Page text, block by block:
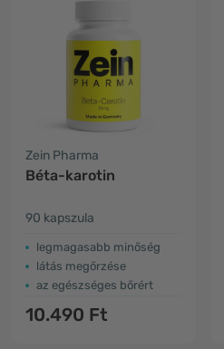
Zein Pharma
Béta-karotin
90 kapszula
legmagasabb minőség
látás megőrzése
az egészséges bőrért
10.490 Ft